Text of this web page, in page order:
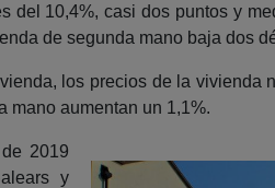
10,4%, casi dos puntos y
de segunda mano baja dos
los precios de la vivienda
mano aumentan un 1,1%.
2019
y